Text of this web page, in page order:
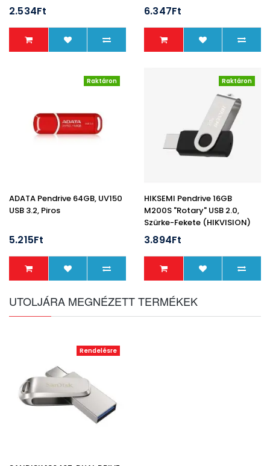
2.534Ft 6.347Ft
Raktáron
ADATA Pendrive 64GB, UV150
USB 3.2, Piros
5.215Ft
Raktáron
HIKSEMI Pendrive 16GB
M200S "Rotary" USB 2.0,
Szürke-Fekete (HIKVISION)
3.894Ft
UTOLJÁRA MEGNÉZETT TERMÉKEK
Rendelésre